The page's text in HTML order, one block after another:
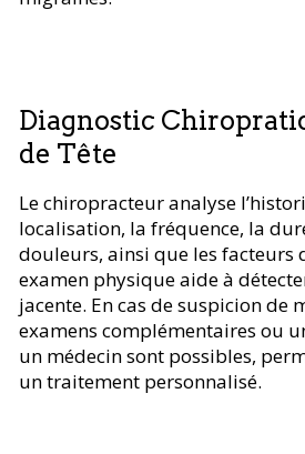
Diagnostic
de Tête
Le chiropracteur analyse
localisation, la fréquence, la
douleurs, ainsi que les facteurs
examen physique aide à
jacente. En cas de suspicion de
examens complémentaires ou
un médecin sont possibles,
un traitement personnalisé.